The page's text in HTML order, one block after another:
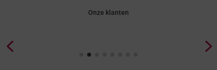
Onze klanten